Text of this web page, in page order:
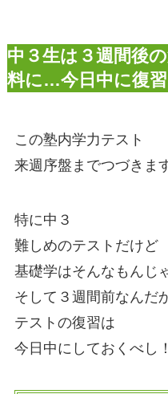
中３生は３週間後
料に…今日中に復習
この塾内学力テスト
来週序盤までつづきま
特に中３
難しめのテストだけど
基礎学はそんなもんじ
そして３週間前なんだ
テストの復習は
今日中にしておくべし！